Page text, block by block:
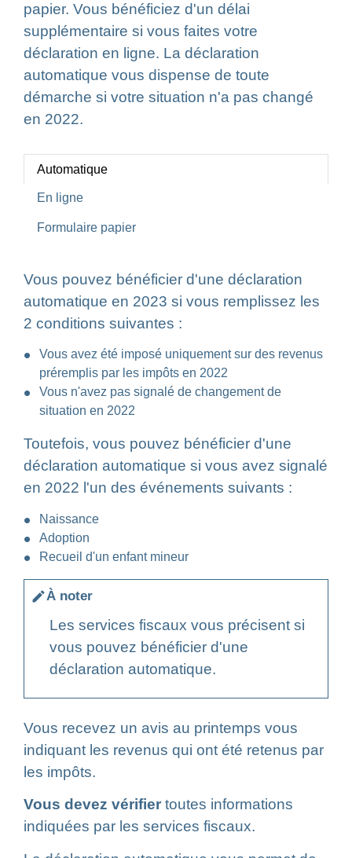
papier. Vous bénéficiez d'un délai
supplémentaire si vous faites votre
déclaration en ligne. La déclaration
automatique vous dispense de toute
démarche si votre situation n'a pas changé
en 2022.
Automatique
En ligne
Formulaire papier
Vous pouvez bénéficier d'une déclaration
automatique en 2023 si vous remplissez les
2 conditions suivantes :
Vous avez été imposé uniquement sur des revenus
préremplis par les impôts en 2022
Vous n'avez pas signalé de changement de
situation en 2022
Toutefois, vous pouvez bénéficier d'une
déclaration automatique si vous avez signalé
en 2022 l'un des événements suivants :
Naissance
Adoption
Recueil d'un enfant mineur
editÀ noter
Les services fiscaux vous précisent si
vous pouvez bénéficier d'une
déclaration automatique.
Vous recevez un avis au printemps vous
indiquant les revenus qui ont été retenus par
les impôts.
Vous devez vérifier toutes informations
indiquées par les services fiscaux.